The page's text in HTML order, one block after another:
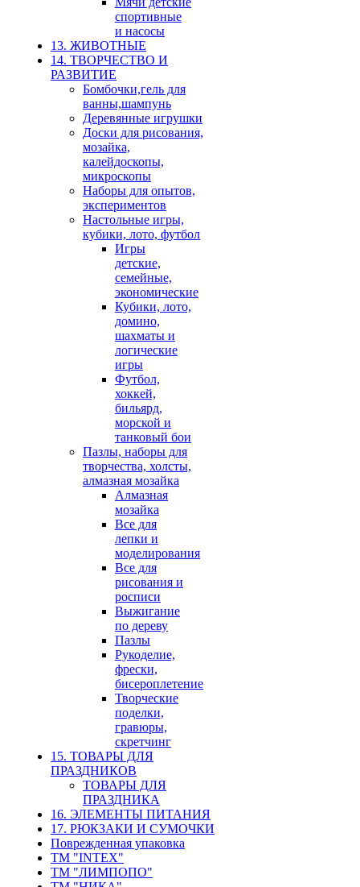
спортивные
и насосы
13. ЖИВОТНЫЕ
14. ТВОРЧЕСТВО И
РАЗВИТИЕ
Бомбочки,гель для
ванны,шампунь
Деревянные игрушки
Доски для рисования,
мозайка,
калейдоскопы,
микроскопы
Наборы для опытов,
экспериментов
Настольные игры,
кубики, лото, футбол
Игры
детские,
семейные,
экономические
Кубики, лото,
домино,
шахматы и
логические
игры
Футбол,
хоккей,
бильярд,
морской и
танковый бои
Пазлы, наборы для
творчества, холсты,
алмазная мозайка
Алмазная
мозайка
Все для
лепки и
моделирования
Все для
рисования и
росписи
Выжигание
по дереву
Пазлы
Рукоделие,
фрески,
бисероплетение
Творческие
поделки,
гравюры,
скретчинг
15. ТОВАРЫ ДЛЯ
ПРАЗДНИКОВ
ТОВАРЫ ДЛЯ
ПРАЗДНИКА
16. ЭЛЕМЕНТЫ ПИТАНИЯ
17. РЮКЗАКИ И СУМОЧКИ
Поврежденная упаковка
ТМ "INTEX"
ТМ "ЛИМПОПО"